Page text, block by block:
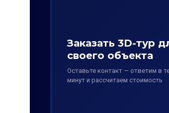
Заказать 3D-тур
своего объекта
Оставьте контакт — ответим в
минут и рассчитаем стоимость